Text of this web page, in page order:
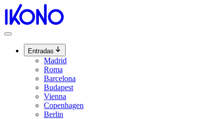
Ir
contenido
Entradas
Madrid
Roma
Barcelona
Budapest
Vienna
Copenhagen
Berlin